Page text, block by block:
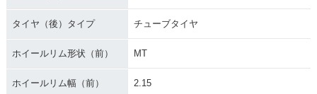
タイヤ（後）タイプ チューブタイヤ
ホイールリム形状（前） MT
ホイールリム幅（前） 2.15